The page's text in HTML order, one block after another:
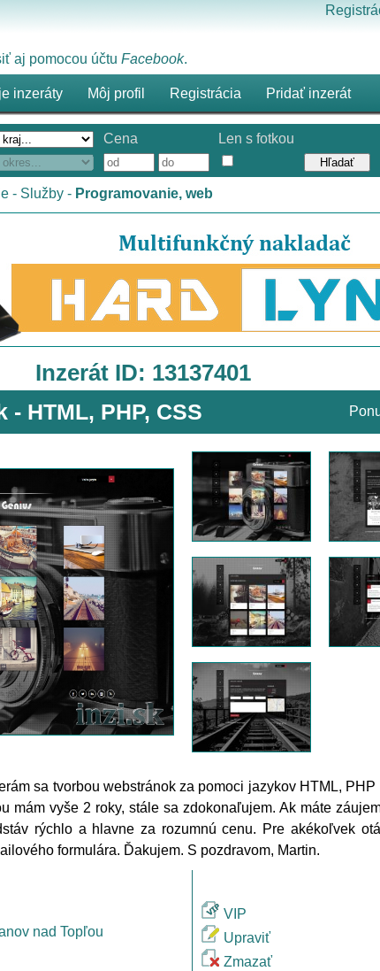
aj pomocou účtu Facebook.
inzeráty Môj profil Registrácia Pridať inzerát
Cena
Len s fotkou
- Služby- Programovanie, web
Inzerát ID: 13137401
HTML, PHP, CSS
sa tvorbou webstránok za pomoci jazykov HTML,
mám vyše 2 roky, stále sa zdokonaľujem. Ak máte
rýchlo a hlavne za rozumnú cenu. Pre akékoľvek
formulára. Ďakujem. S pozdravom, Martin.
nad Topľou
VIP
Upraviť
Zmazať